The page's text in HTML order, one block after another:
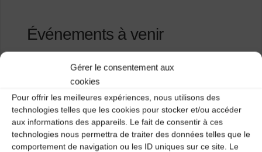
Gérer le consentement aux
cookies
Pour offrir les meilleures expériences, nous utilisons des
technologies telles que les cookies pour stocker et/ou accéder
aux informations des appareils. Le fait de consentir à ces
technologies nous permettra de traiter des données telles que le
comportement de navigation ou les ID uniques sur ce site. Le
Événements à venir
<li>Aucun événement à cet emplacement</li>
Lieu non renseigné